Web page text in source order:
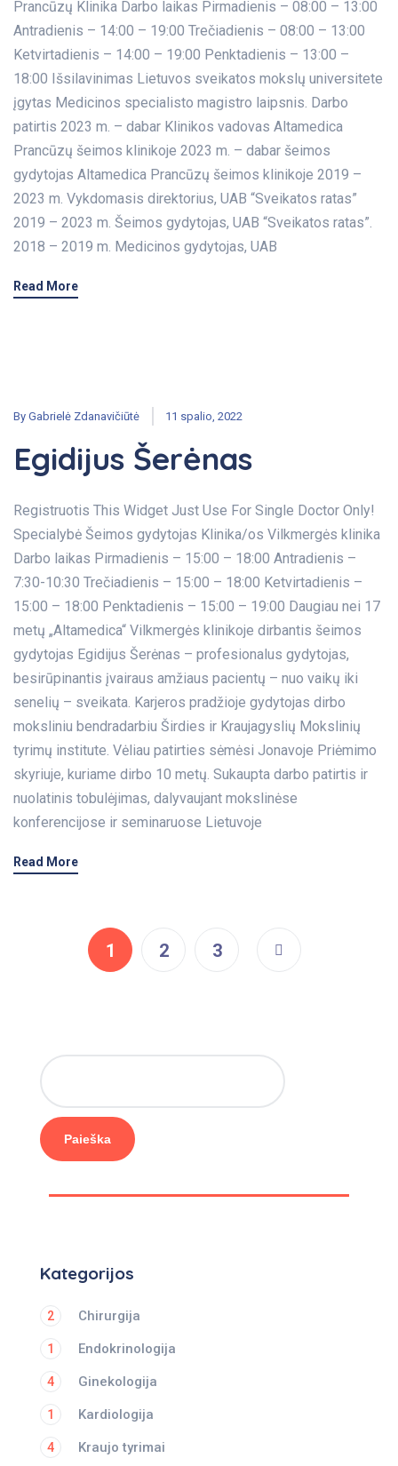
Prancūzų Klinika Darbo laikas Pirmadienis – 08:00 – 13:00
Antradienis – 14:00 – 19:00 Trečiadienis – 08:00 – 13:00
Ketvirtadienis – 14:00 – 19:00 Penktadienis – 13:00 –
18:00 Išsilavinimas Lietuvos sveikatos mokslų universitete
įgytas Medicinos specialisto magistro laipsnis. Darbo
patirtis 2023 m. – dabar Klinikos vadovas Altamedica
Prancūzų šeimos klinikoje 2023 m. – dabar šeimos
gydytojas Altamedica Prancūzų šeimos klinikoje 2019 –
2023 m. Vykdomasis direktorius, UAB “Sveikatos ratas”
2019 – 2023 m. Šeimos gydytojas, UAB “Sveikatos ratas”.
2018 – 2019 m. Medicinos gydytojas, UAB
Read More
By Gabrielė Zdanavičiūtė 11 spalio, 2022
Egidijus Šerėnas
Registruotis This Widget Just Use For Single Doctor Only!
Specialybė Šeimos gydytojas Klinika/os Vilkmergės klinika
Darbo laikas Pirmadienis – 15:00 – 18:00 Antradienis –
7:30-10:30 Trečiadienis – 15:00 – 18:00 Ketvirtadienis –
15:00 – 18:00 Penktadienis – 15:00 – 19:00 Daugiau nei 17
metų „Altamedica“ Vilkmergės klinikoje dirbantis šeimos
gydytojas Egidijus Šerėnas – profesionalus gydytojas,
besirūpinantis įvairaus amžiaus pacientų – nuo vaikų iki
senelių – sveikata. Karjeros pradžioje gydytojas dirbo
moksliniu bendradarbiu Širdies ir Kraujagyslių Mokslinių
tyrimų institute. Vėliau patirties sėmėsi Jonavoje Priėmimo
skyriuje, kuriame dirbo 10 metų. Sukaupta darbo patirtis ir
nuolatinis tobulėjimas, dalyvaujant mokslinėse
konferencijose ir seminaruose Lietuvoje
Read More
1 2 3
Paieška
Kategorijos
Chirurgija
2
Endokrinologija
1
Ginekologija
4
Kardiologija
1
Kraujo tyrimai
4